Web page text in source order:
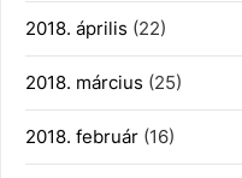
2018. április (22)
2018. március (25)
2018. február (16)